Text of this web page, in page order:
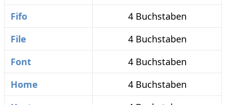
Fifo
4 Buchstaben
File
4 Buchstaben
Font
4 Buchstaben
Home
4 Buchstaben